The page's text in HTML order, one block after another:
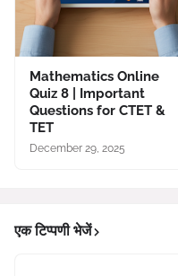
Mathematics Online
Quiz 8 | Important
Questions for CTET &
TET
December 29, 2025
एक टिप्पणी भेजें